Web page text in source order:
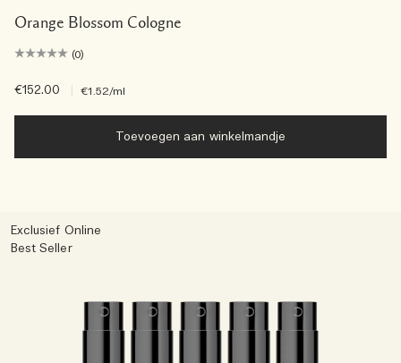
Orange Blossom Cologne
(0)
€152.00 €1.52/ml
Toevoegen aan winkelmandje
Exclusief Online
Best Seller